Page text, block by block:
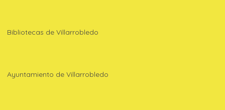
Bibliotecas de Villarrobledo
Ayuntamiento de Villarrobledo